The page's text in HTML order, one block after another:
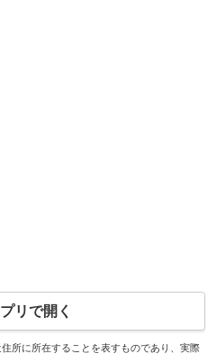
リで開く
所に所在することを表すものであり、実際